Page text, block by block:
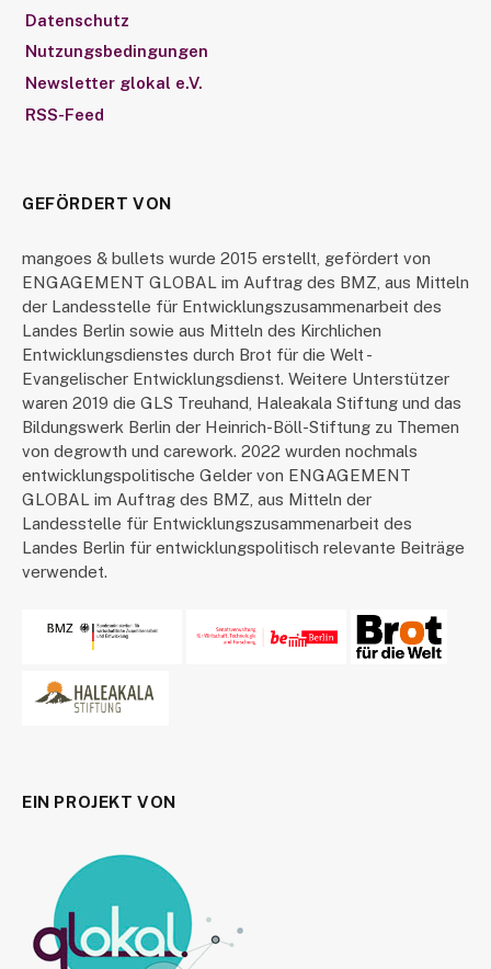
Datenschutz
Nutzungsbedingungen
Newsletter glokal e.V.
RSS-Feed
GEFÖRDERT VON
mangoes & bullets wurde 2015 erstellt, gefördert von
ENGAGEMENT GLOBAL im Auftrag des BMZ, aus Mitteln
der Landesstelle für Entwicklungszusammenarbeit des
Landes Berlin sowie aus Mitteln des Kirchlichen
Entwicklungsdienstes durch Brot für die Welt -
Evangelischer Entwicklungsdienst. Weitere Unterstützer
waren 2019 die GLS Treuhand, Haleakala Stiftung und das
Bildungswerk Berlin der Heinrich-Böll-Stiftung zu Themen
von degrowth und carework. 2022 wurden nochmals
entwicklungspolitische Gelder von ENGAGEMENT
GLOBAL im Auftrag des BMZ, aus Mitteln der
Landesstelle für Entwicklungszusammenarbeit des
Landes Berlin für entwicklungspolitisch relevante Beiträge
verwendet.
EIN PROJEKT VON